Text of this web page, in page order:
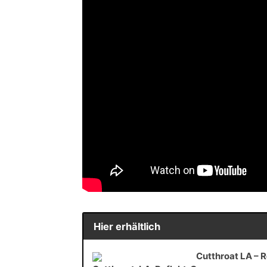
Hier erhältlich
Cutthroat LA –